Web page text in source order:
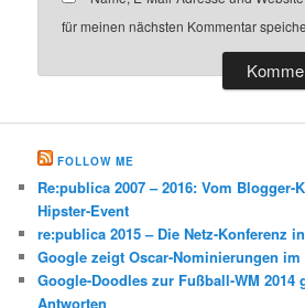
für meinen nächsten Kommentar
FOLLOW ME
Re:publica 2007 – 2016: Vom Blogger-
Hipster-Event
re:publica 2015 – Die Netz-Konferenz
Google zeigt Oscar-Nominierungen
Google-Doodles zur Fußball-WM 2014
Antworten